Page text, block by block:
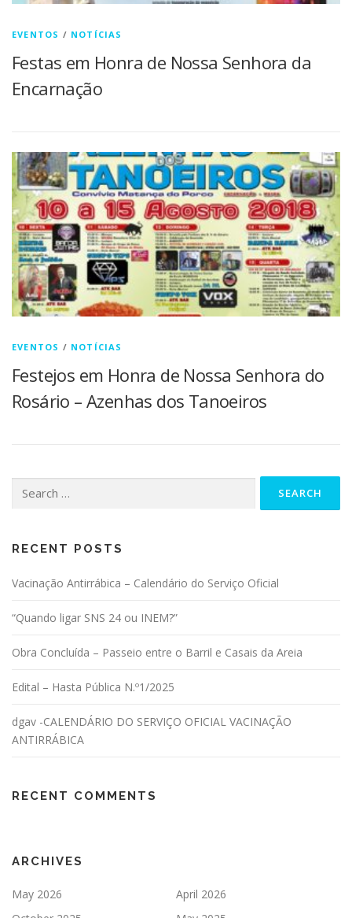
EVENTOS / NOTÍCIAS
Festas em Honra de Nossa Senhora da
Encarnação
EVENTOS / NOTÍCIAS
Festejos em Honra de Nossa Senhora do
Rosário – Azenhas dos Tanoeiros
RECENT POSTS
Vacinação Antirrábica – Calendário do Serviço Oficial
“Quando ligar SNS 24 ou INEM?”
Obra Concluída – Passeio entre o Barril e Casais da Areia
Edital – Hasta Pública N.º1/2025
dgav -CALENDÁRIO DO SERVIÇO OFICIAL VACINAÇÃO
ANTIRRÁBICA
RECENT COMMENTS
ARCHIVES
May 2026
April 2026